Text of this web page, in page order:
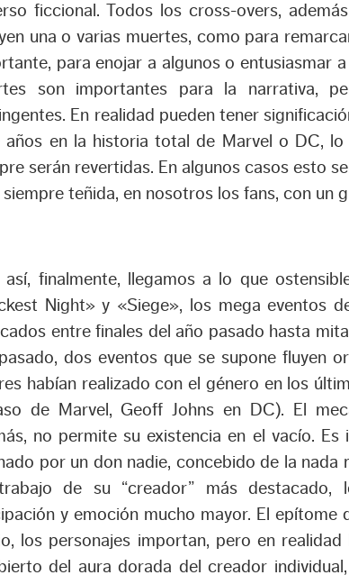
ficcional. Todos los cross-overs,
una o varias muertes, como para
para enojar a algunos o entusiasmar
son importantes para la narrativa,
En realidad pueden tener
en la historia total de Marvel o DC, lo
serán revertidas. En algunos casos esto
teñida, en nosotros los fans, con un
así, finalmente, llegamos a lo que
Night» y «Siege», los mega eventos
entre finales del año pasado hasta
dos eventos que se supone fluyen
habían realizado con el género en los
de Marvel, Geoff Johns en DC). El
no permite su existencia en el vacío.
por un don nadie, concebido de la nada
de su “creador” más destacado,
y emoción mucho mayor. El epítome
los personajes importan, pero en
del aura dorada del creador